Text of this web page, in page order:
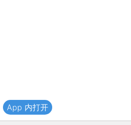
App 内打开